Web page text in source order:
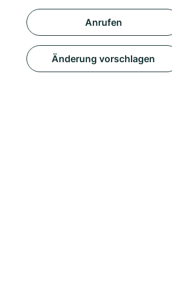
Anrufen
Änderung vorschlagen